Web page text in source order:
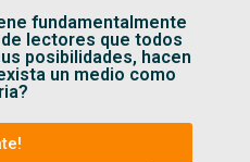
fundamentalmente
lectores que todos
posibilidades, hacen
un medio como